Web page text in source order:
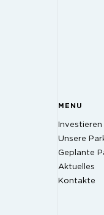
MENU
Unsere
Geplante
Aktuelles
Kontakte